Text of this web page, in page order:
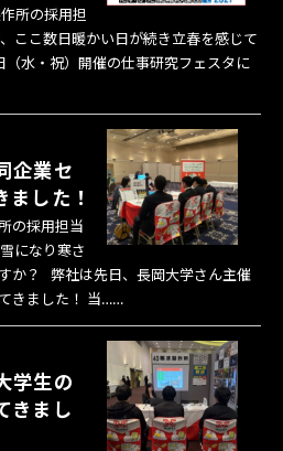
所の採用担
ここ数日暖かい日が続き立春を感じて
水・祝）開催の仕事研究フェスタに
企業セ
した！
の採用担当
になり寒さ
か？ 弊社は先日、長岡大学さん主催
きました！ 当……
学生の
きまし